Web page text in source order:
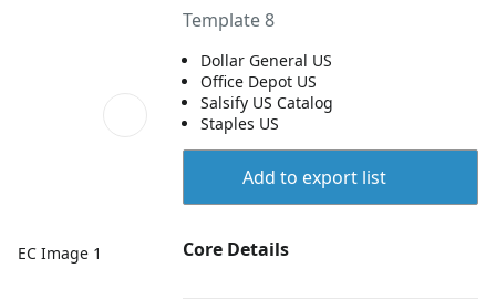
EC Image 1
Template 8
Dollar General US
Office Depot US
Salsify US Catalog
Staples US
Add to export list
Core Details